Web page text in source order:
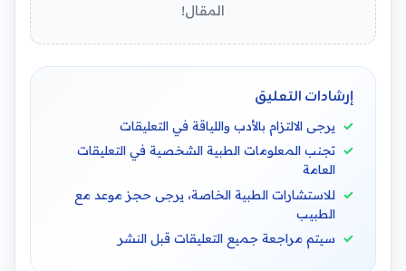
المقال!
إرشادات التعليق
يرجى الالتزام بالأدب واللياقة في التعليقات
تجنب المعلومات الطبية الشخصية في التعليقات
العامة
للاستشارات الطبية الخاصة، يرجى حجز موعد مع
الطبيب
سيتم مراجعة جميع التعليقات قبل النشر